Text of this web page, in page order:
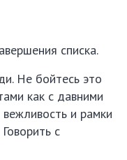
списка.
Не бойтесь это
как с давними
и рамки
с